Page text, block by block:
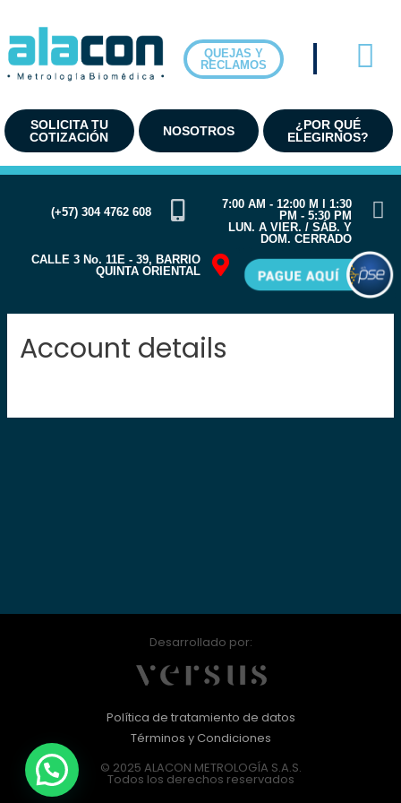
contenido
QUEJAS Y
RECLAMOS
SOLICITA TU
COTIZACIÓN
NOSOTROS
¿POR QUÉ
ELEGIRNOS?
(+57) 304 4762 608
7:00 AM - 12:00 M l 1:30
PM - 5:30 PM
LUN. A VIER. / SÁB. Y
DOM. CERRADO
CALLE 3 No. 11E - 39, BARRIO
QUINTA ORIENTAL
Account details
Desarrollado por:
Política de tratamiento de datos
Términos y Condiciones
© 2025 ALACON METROLOGÍA S.A.S.
Todos los derechos reservados